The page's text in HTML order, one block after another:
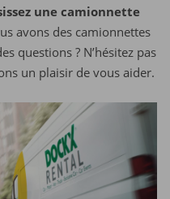
une camionnette
avons des camionnettes
questions ? N’hésitez pas
un plaisir de vous aider.